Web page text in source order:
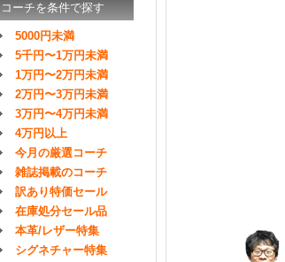
コーチを条件で探す
5000円未満
5千円〜1万円未満
1万円〜2万円未満
2万円〜3万円未満
3万円〜4万円未満
4万円以上
今月の厳選コーチ
雑誌掲載のコーチ
訳あり特価セール
在庫処分セール品
本革/レザー特集
シグネチャー特集